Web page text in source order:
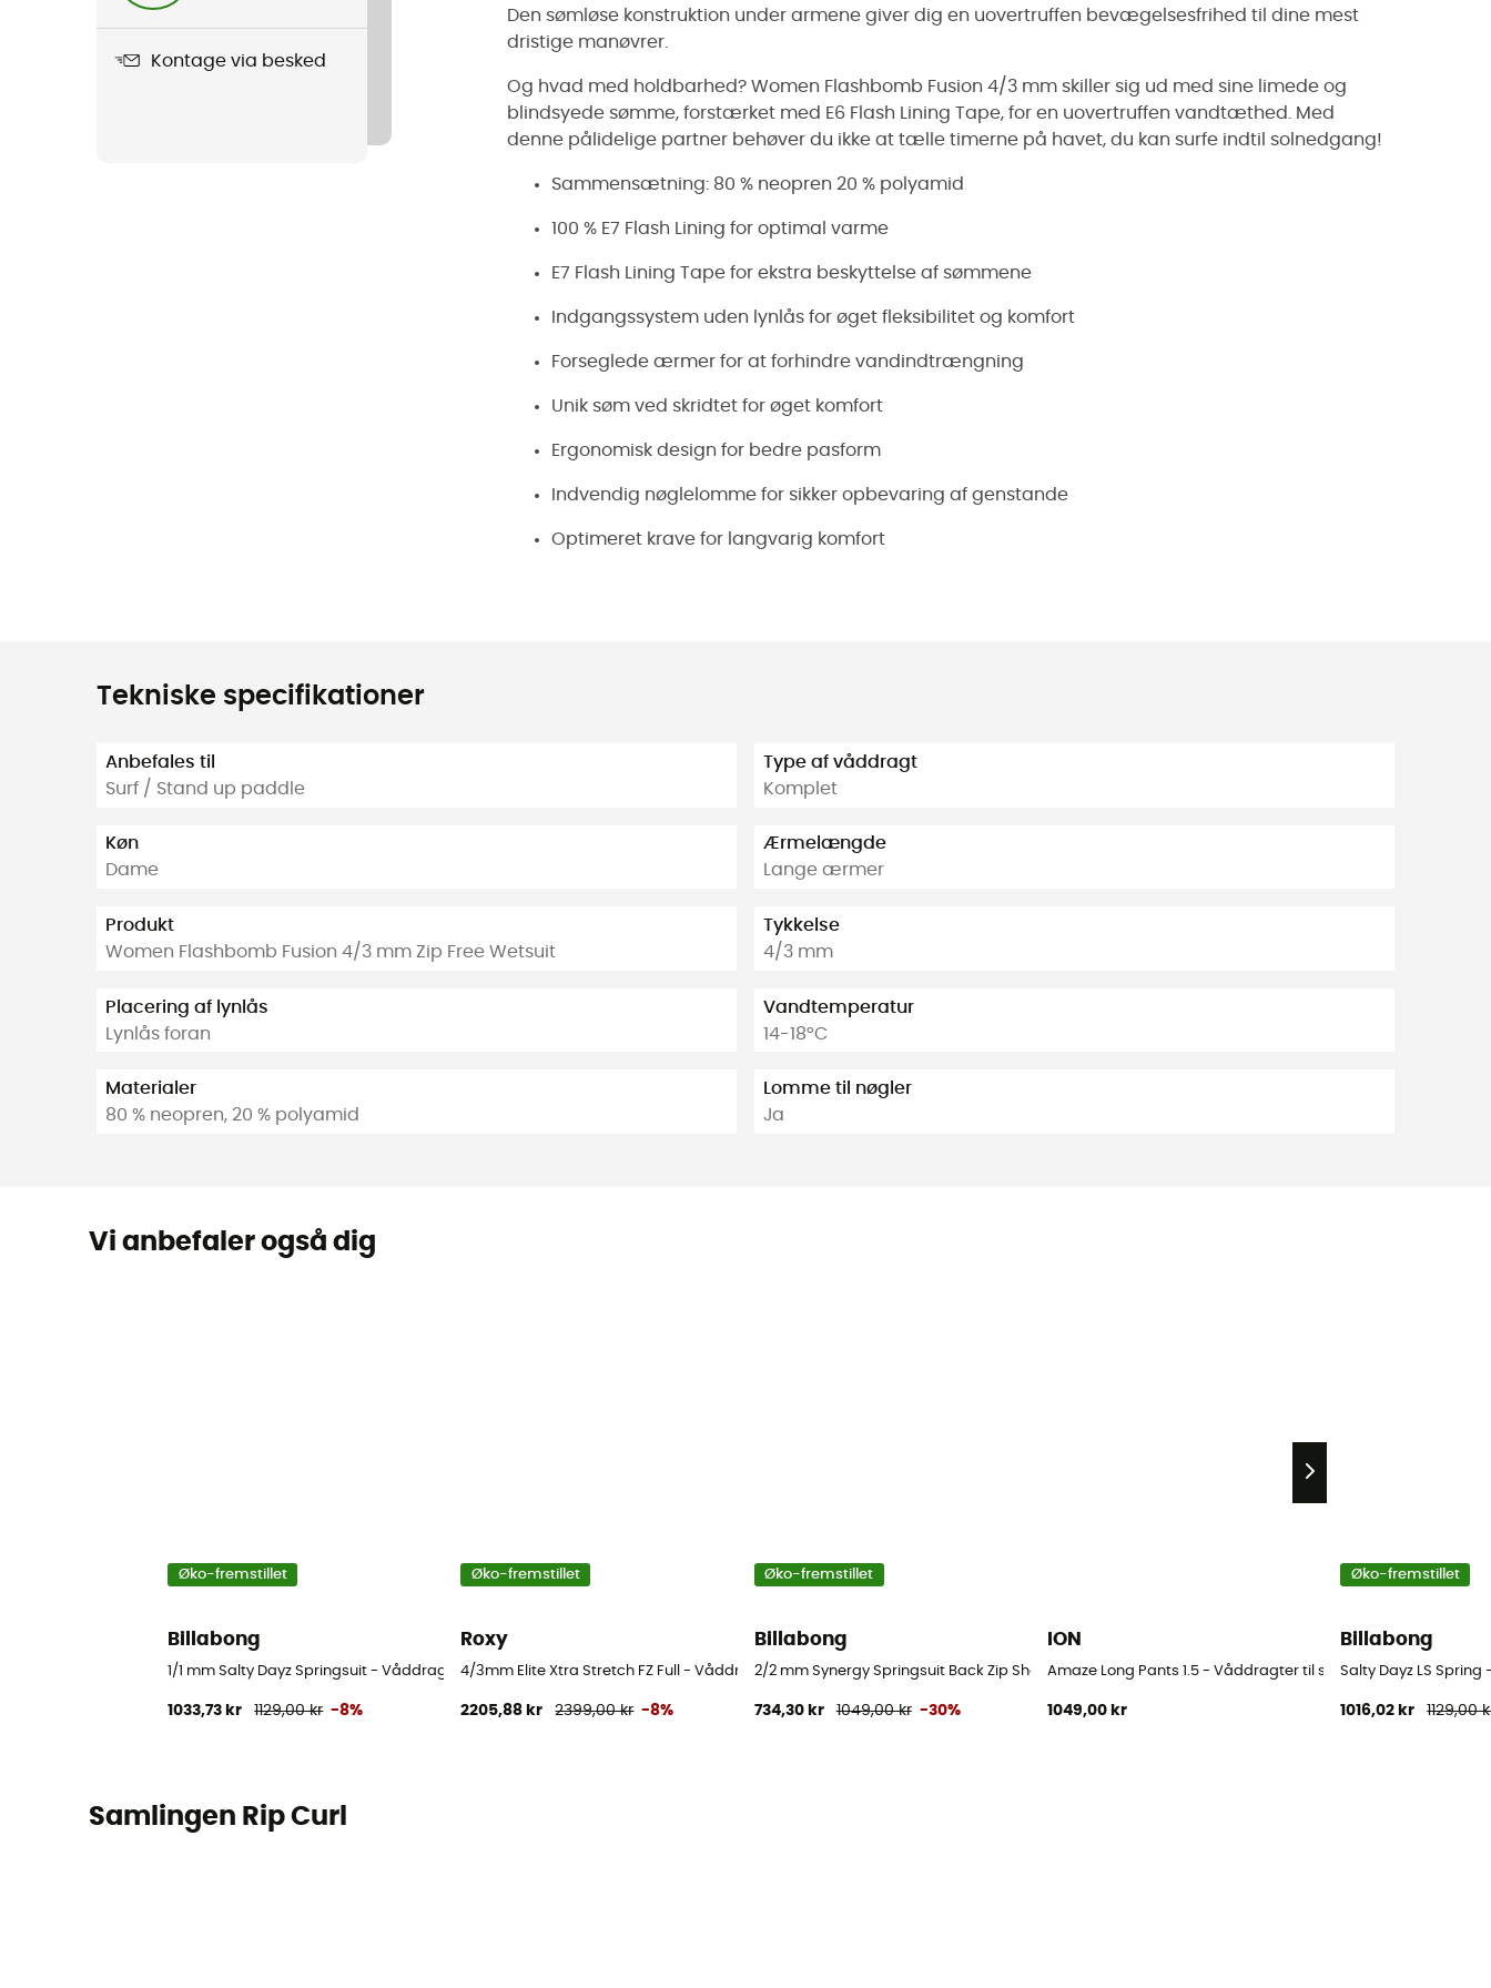
Kontage via besked
Den sømløse konstruktion under armene giver dig en uovertruffen bevægelsesfrihed til dine mest
dristige manøvrer.
Og hvad med holdbarhed? Women Flashbomb Fusion 4/3 mm skiller sig ud med sine limede og
blindsyede sømme, forstærket med E6 Flash Lining Tape, for en uovertruffen vandtæthed. Med
denne pålidelige partner behøver du ikke at tælle timerne på havet, du kan surfe indtil solnedgang!
Sammensætning: 80 % neopren 20 % polyamid
100 % E7 Flash Lining for optimal varme
E7 Flash Lining Tape for ekstra beskyttelse af sømmene
Indgangssystem uden lynlås for øget fleksibilitet og komfort
Forseglede ærmer for at forhindre vandindtrængning
Unik søm ved skridtet for øget komfort
Ergonomisk design for bedre pasform
Indvendig nøglelomme for sikker opbevaring af genstande
Optimeret krave for langvarig komfort
Tekniske specifikationer
Anbefales til
Surf / Stand up paddle
Køn
Dame
Produkt
Women Flashbomb Fusion 4/3 mm Zip Free Wetsuit
Placering af lynlås
Lynlås foran
Materialer
80 % neopren, 20 % polyamid
Type af våddragt
Komplet
Ærmelængde
Lange ærmer
Tykkelse
4/3 mm
Vandtemperatur
14-18°C
Lomme til nøgler
Ja
Vi anbefaler også dig
Øko-fremstillet
Billabong
1/1 mm Salty Dayz Springsuit - Våddragter til surf - Damer
1033,73 kr 1129,00 kr -8%
Øko-fremstillet
Roxy
4/3mm Elite Xtra Stretch FZ Full - Våddragter til surf - Damer
2205,88 kr 2399,00 kr -8%
Øko-fremstillet
Billabong
2/2 mm Synergy Springsuit Back Zip Short Sleeve - Våddragter til surf - Damer
734,30 kr 1049,00 kr -30%
ION
Amaze Long Pants 1.5 - Våddragter til surf - Damer
1049,00 kr
Øko-fremstillet
Billabong
Salty Dayz LS
1016,02 kr 1129,00
Samlingen Rip Curl